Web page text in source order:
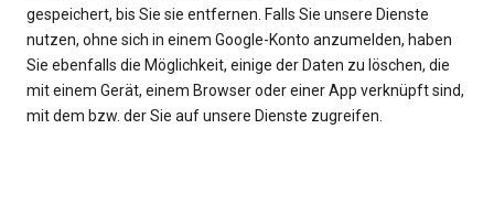
gespeichert, bis Sie sie entfernen. Falls Sie unsere Dienste
nutzen, ohne sich in einem Google-Konto anzumelden, haben
Sie ebenfalls die Möglichkeit, einige der Daten zu löschen, die
mit einem Gerät, einem Browser oder einer App verknüpft sind,
mit dem bzw. der Sie auf unsere Dienste zugreifen.